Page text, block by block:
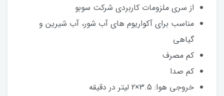
از سری ملزومات کاربردی شرکت سوبو
مناسب برای آکواریوم های آب شور، آب شیرین و
گیاهی
کم مصرف
کم صدا
خروجی هوا: 3.5×2 لیتر در دقیقه